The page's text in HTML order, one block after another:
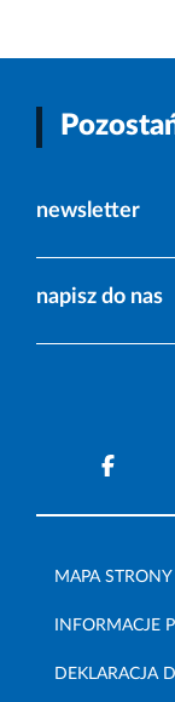
newsletter
napisz do nas
MAPA STRONY
INFORMACJE
DEKLARACJA